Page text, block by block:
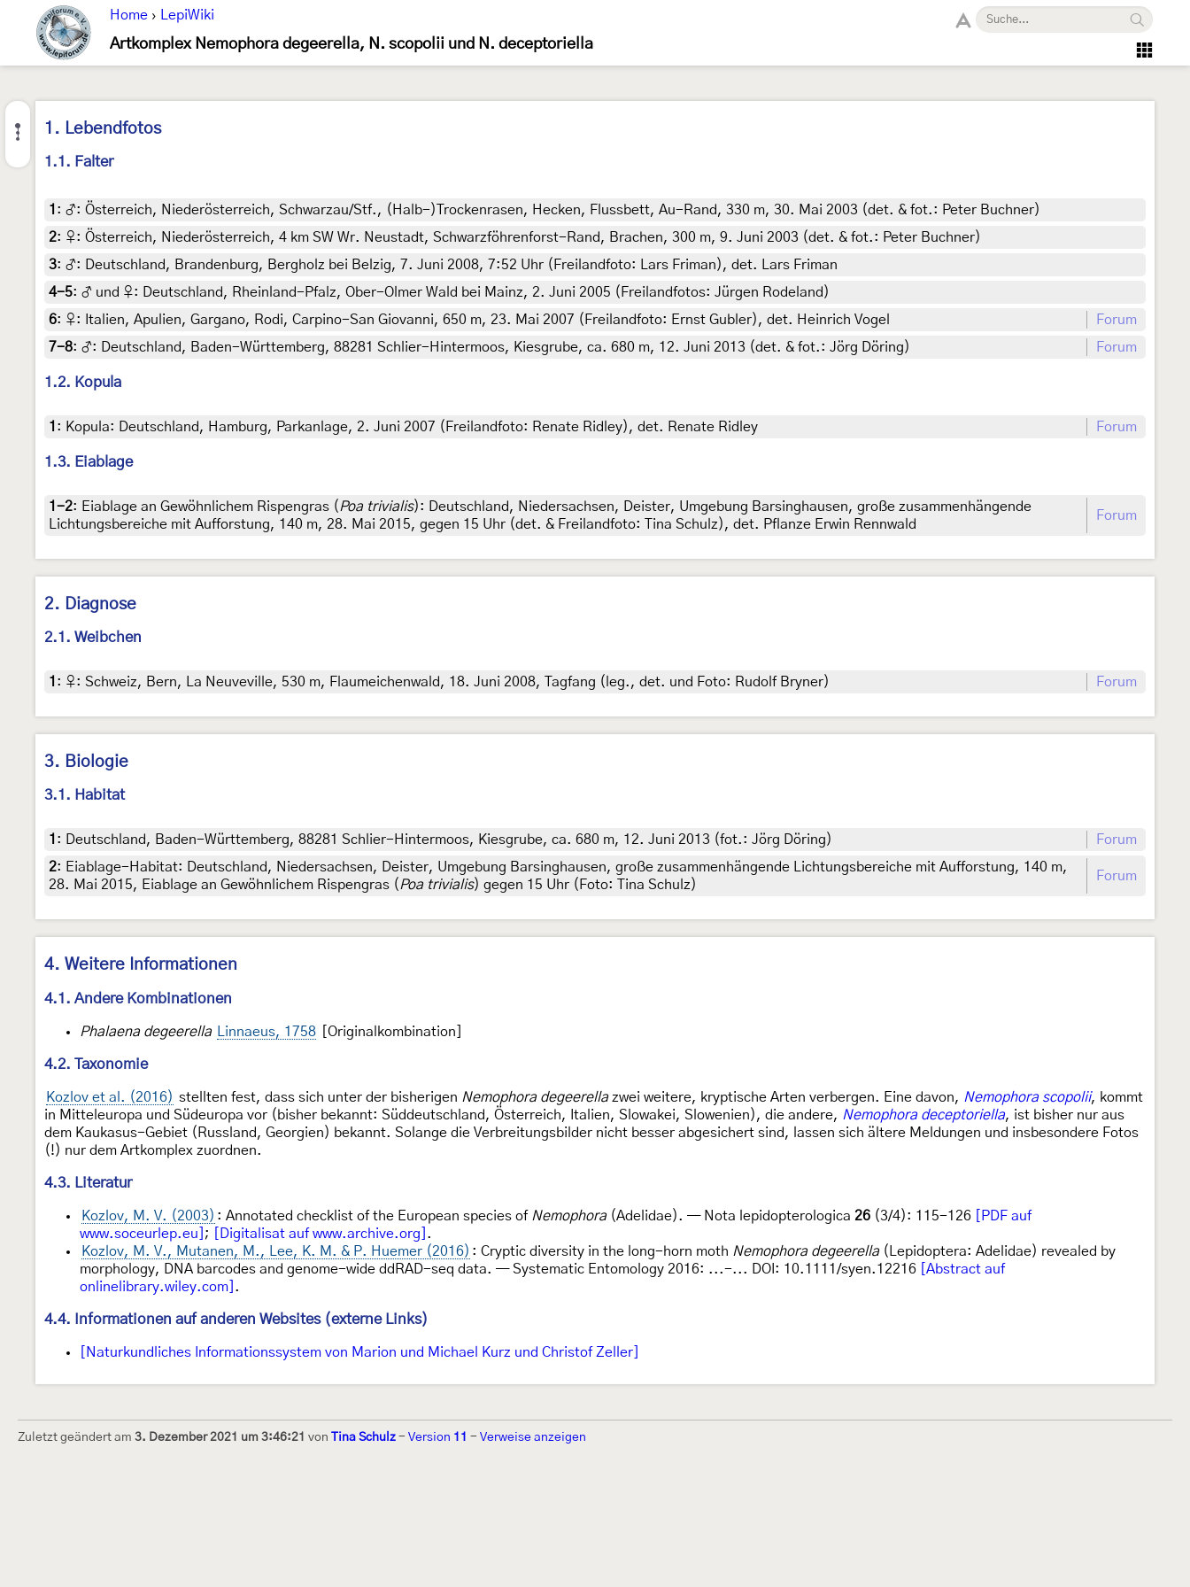
Home › LepiWiki
Artkomplex Nemophora degeerella, N. scopolii und N. deceptoriella
1. Lebendfotos
1.1. Falter
1 : ♂: Österreich, Niederösterreich, Schwarzau/Stf., (Halb-)Trockenrasen, Hecken, Flussbett, Au-Rand, 330 m, 30. Mai 2003 (det. & fot.: Peter Buchner)
2: ♀: Österreich, Niederösterreich, 4 km SW Wr. Neustadt, Schwarzföhrenforst-Rand, Brachen, 300 m, 9. Juni 2003 (det. & fot.: Peter Buchner)
3: ♂: Deutschland, Brandenburg, Bergholz bei Belzig, 7. Juni 2008, 7:52 Uhr (Freilandfoto: Lars Friman), det. Lars Friman
4-5: ♂ und ♀: Deutschland, Rheinland-Pfalz, Ober-Olmer Wald bei Mainz, 2. Juni 2005 (Freilandfotos: Jürgen Rodeland)
6: ♀: Italien, Apulien, Gargano, Rodi, Carpino-San Giovanni, 650 m, 23. Mai 2007 (Freilandfoto: Ernst Gubler), det. Heinrich Vogel
Forum
7-8: ♂: Deutschland, Baden-Württemberg, 88281 Schlier-Hintermoos, Kiesgrube, ca. 680 m, 12. Juni 2013 (det. & fot.: Jörg Döring) Forum
1.2. Kopula
1 : Kopula: Deutschland, Hamburg, Parkanlage, 2. Juni 2007 (Freilandfoto: Renate Ridley), det. Renate Ridley Forum
1.3. Eiablage
1-2: Eiablage an Gewöhnlichem Rispengras (Poa trivialis): Deutschland, Niedersachsen, Deister, Umgebung Barsinghausen, große zusammenhängende
Lichtungsbereiche mit Aufforstung, 140 m, 28. Mai 2015, gegen 15 Uhr (det. & Freilandfoto: Tina Schulz), det. Pflanze Erwin Rennwald
Forum
2. Diagnose
2.1. Weibchen
1 : ♀: Schweiz, Bern, La Neuveville, 530 m, Flaumeichenwald, 18. Juni 2008, Tagfang (leg., det. und Foto: Rudolf Bryner) Forum
3. Biologie
3.1. Habitat
1 : Deutschland, Baden-Württemberg, 88281 Schlier-Hintermoos, Kiesgrube, ca. 680 m, 12. Juni 2013 (fot.: Jörg Döring)
Forum
2: Eiablage-Habitat: Deutschland, Niedersachsen, Deister, Umgebung Barsinghausen, große zusammenhängende Lichtungsbereiche mit Aufforstung, 140 m,
28. Mai 2015, Eiablage an Gewöhnlichem Rispengras (Poa trivialis) gegen 15 Uhr (Foto: Tina Schulz)
Forum
4. Weitere Informationen
4.1. Andere Kombinationen
Phalaena degeerella Linnaeus, 1758 [Originalkombination]
4.2. Taxonomie
Kozlov et al. (2016) stellten fest, dass sich unter der bisherigen Nemophora degeerellazwei weitere, kryptische Arten verbergen. Eine davon, Nemophora scopolii, kommt
in Mitteleuropa und Südeuropa vor (bisher bekannt: Süddeutschland, Österreich, Italien, Slowakei, Slowenien), die andere, Nemophora deceptoriella, ist bisher nur aus
dem Kaukasus-Gebiet (Russland, Georgien) bekannt. Solange die Verbreitungsbilder nicht besser abgesichert sind, lassen sich ältere Meldungen und insbesondere Fotos
(!) nur dem Artkomplex zuordnen.
4.3. Literatur
Kozlov, M. V. (2003) : Annotated checklist of the European species of Nemophora(Adelidae). — Nota lepidopterologica 26 (3/4): 115-126
[PDF auf
www.soceurlep.eu] ; [Digitalisat auf www.archive.org] .
Kozlov, M. V., Mutanen, M., Lee, K. M. & P. Huemer (2016) : Cryptic diversity in the long-horn moth Nemophora degeerella(Lepidoptera: Adelidae) revealed by
morphology, DNA barcodes and genome-wide ddRAD-seq data. — Systematic Entomology 2016: ...-... DOI: 10.1111/syen.12216
[Abstract auf
onlinelibrary.wiley.com] .
4.4. Informationen auf anderen Websites (externe Links)
[Naturkundliches Informationssystem von Marion und Michael Kurz und Christof Zeller]
Zuletzt geändert am 3. Dezember 2021 um 3:46:21 von Tina Schulz - Version 11 - Verweise anzeigen